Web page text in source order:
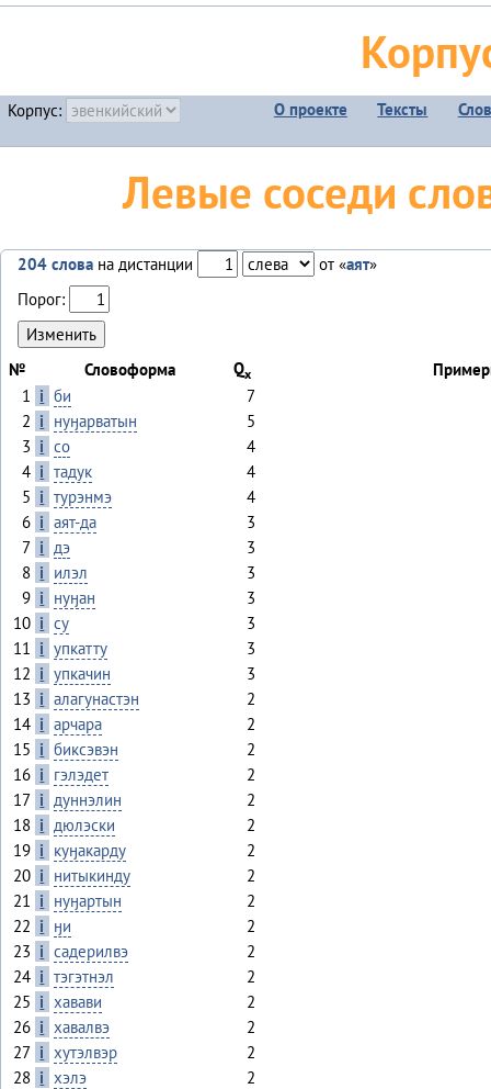
Корпус: О проекте Тексты
Левые соседи
204 слована дистанции от «аят»
Порог:
№ Словоформа Qx
1
i би
7
2 i нуӈарватын
5
3 i со
4
4 i тадук
4
5 i турэнмэ
4
6 i аят-да
3
7 i дэ
3
8 i илэл
3
9 i нуӈан
3
10 i су
3
11
i упкатту
3
12 i упкачин
3
13 i алагунастэн
2
14 i арчара
2
15 i биксэвэн
2
16 i гэлэдет
2
17 i дуннэлин
2
18 i дюлэски
2
19 i куӈакарду
2
20 i нитыкинду
2
21
i нуӈартын
2
22 i ӈи
2
23 i садерилвэ
2
24 i тэгэтнэл
2
25 i хавави
2
26 i хавалвэ
2
27 i хутэлвэр
2
28 i хэлэ
2